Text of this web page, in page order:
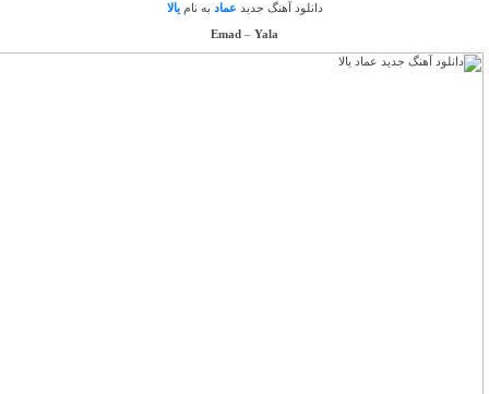
دانلود آهنگ جدید عماد به نامیالا
Emad – Yala